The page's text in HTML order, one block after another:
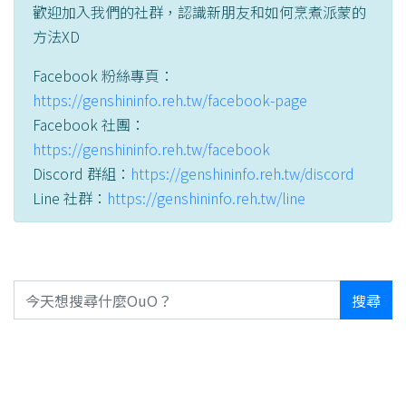
歡迎加入我們的社群，認識新朋友和如何烹煮派蒙的
方法XD
Facebook 粉絲專頁：
https://genshininfo.reh.tw/facebook-page
Facebook 社團：
https://genshininfo.reh.tw/facebook
Discord 群組： https://genshininfo.reh.tw/discord
Line 社群： https://genshininfo.reh.tw/line
搜尋